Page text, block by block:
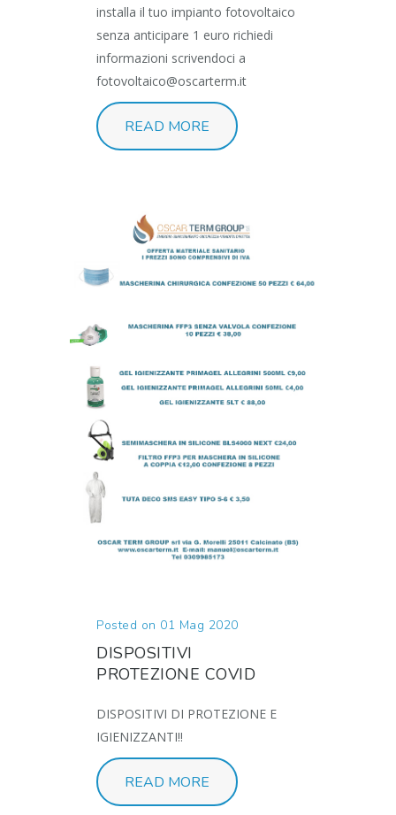
installa il tuo impianto fotovoltaico
senza anticipare 1 euro richiedi
informazioni scrivendoci a
fotovoltaico@oscarterm.it
READ MORE
Posted on 01 Mag 2020
DISPOSITIVI
PROTEZIONE COVID
DISPOSITIVI DI PROTEZIONE E
IGIENIZZANTI!!
READ MORE